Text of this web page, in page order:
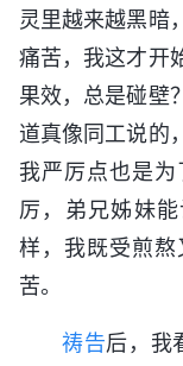
灵里越来越黑暗
痛苦，我这才开
果效，总是碰壁
道真像同工说的
我严厉点也是
厉，弟兄姊妹
样，我既受煎
苦。
祷告后，我